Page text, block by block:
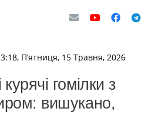
П’ятниця, 15 Травня, 2026
гомілки з
вишукано,